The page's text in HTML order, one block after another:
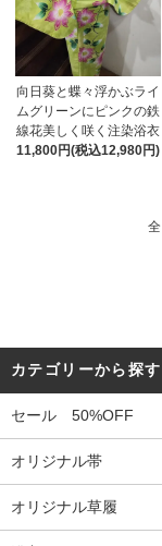
向日葵と蝶々浮かぶライ
ムグリーンにピンクの鉄
線花美しく咲く注染浴衣
11,800円(税込12,980円)
全
カテゴリーから探す
セール 50%OFF
オリジナル帯
オリジナル草履